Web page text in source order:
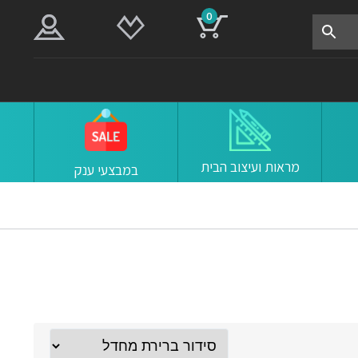
0
מראות ועיצוב הבית במבצעי ענק